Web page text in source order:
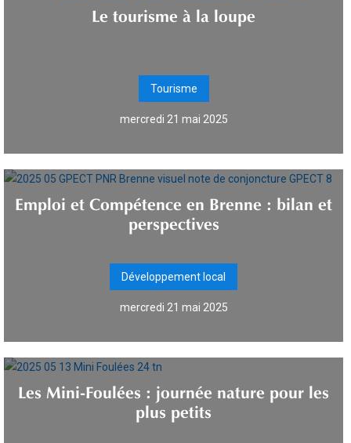
Le tourisme à la loupe
Tourisme
mercredi 21 mai 2025
Emploi et Compétence en Brenne : bilan et
perspectives
Développement local
mercredi 21 mai 2025
Les Mini-Foulées : journée nature pour les
plus petits